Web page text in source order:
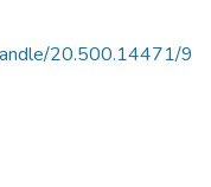
20.500.14471/9